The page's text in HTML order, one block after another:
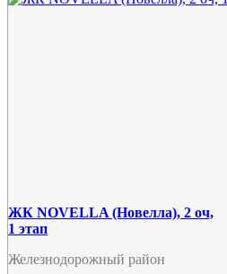
ЖК NOVELLA (Новелла), 2 оч,
1 этап
Железнодорожный район